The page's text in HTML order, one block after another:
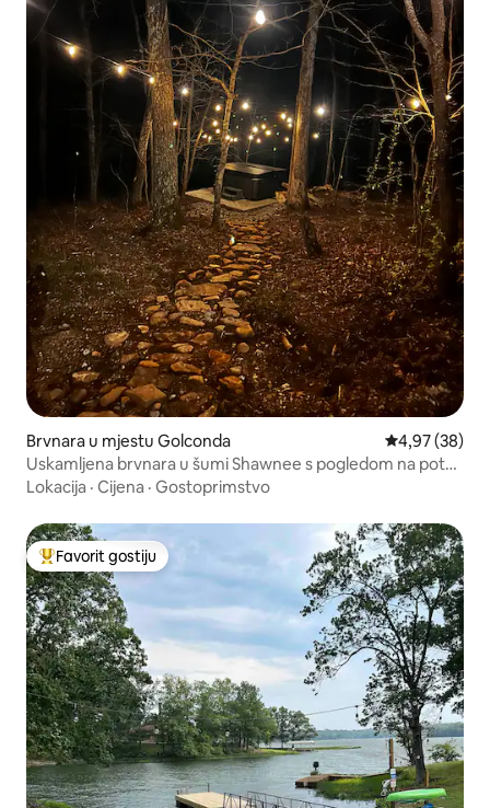
Brvnara u mjestu Golconda Prosječna
4,97 (38)
Uskamljena brvnara u šumi Shawnee s pogledom na potok
| Hidromasažna kada
Lokacija · Cijena · Gostoprimstvo
Glavni favorit gostiju
Favorit gostiju